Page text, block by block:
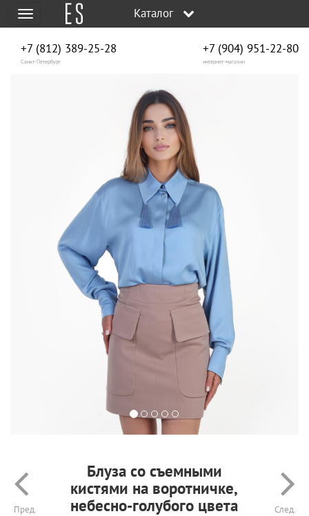
Меню Каталог
+7 (812) 389-25-28
Санкт-Петербург
+7 (904) 951‑22‑80
интернет-магазин
Пред.
Блуза со съемными
кистями на воротничке,
небесно-голубого цвета
След.